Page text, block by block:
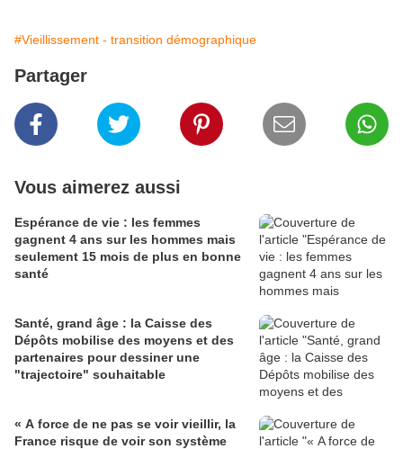
#Vieillissement - transition démographique
Partager
Vous aimerez aussi
Espérance de vie : les femmes
gagnent 4 ans sur les hommes mais
seulement 15 mois de plus en bonne
santé
Santé, grand âge : la Caisse des
Dépôts mobilise des moyens et des
partenaires pour dessiner une
"trajectoire" souhaitable
« A force de ne pas se voir vieillir, la
France risque de voir son système